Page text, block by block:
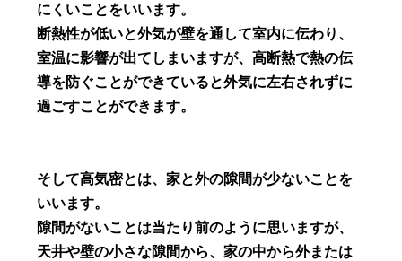
にくいことをいいます。
断熱性が低いと外気が壁を通して室内に伝わり、
室温に影響が出てしまいますが、高断熱で熱の伝
導を防ぐことができていると外気に左右されずに
過ごすことができます。
そして高気密とは、家と外の隙間が少ないことを
いいます。
隙間がないことは当たり前のように思いますが、
天井や壁の小さな隙間から、家の中から外または